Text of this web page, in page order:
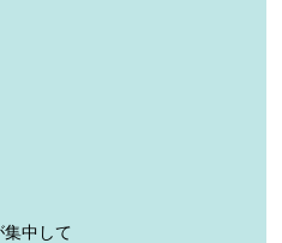
集中して